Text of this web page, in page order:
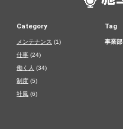
Category
メンテナンス (1)
仕事 (24)
働く人 (34)
制度 (5)
社風 (6)
Tag
事業部